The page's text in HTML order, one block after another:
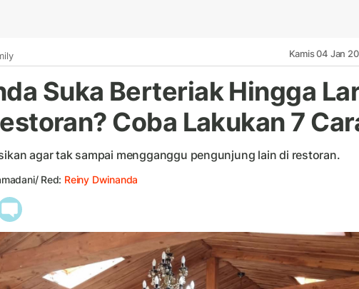
Kamis 04 Jan
Suka Berteriak Hingga
Coba Lakukan 7
agar tak sampai mengganggu pengunjung lain di restoran.
Red: Reiny Dwinanda